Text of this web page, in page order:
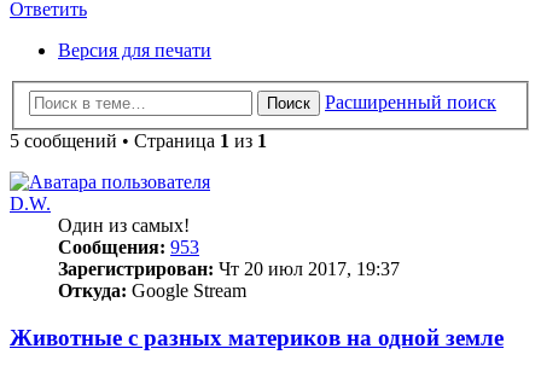
Ответить
Версия для печати
Поиск
Расширенный поиск
5 сообщений • Страница 1 из 1
D.W.
Один из самых!
Сообщения: 953
Зарегистрирован: Чт 20 июл 2017, 19:37
Откуда: Google Stream
Животные с разных материков на одной земле